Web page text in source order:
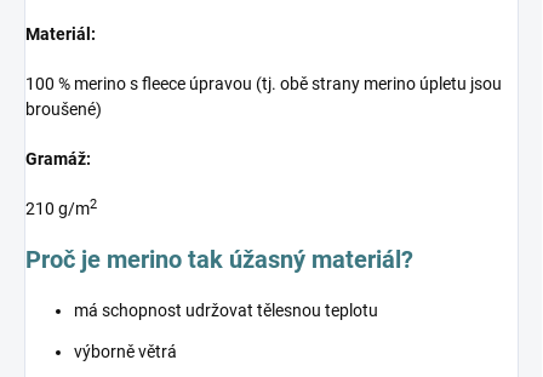
Materiál:
100 % merino s fleece úpravou (tj. obě strany merino úpletu jsou
broušené)
Gramáž:
210 g/m2
Proč je merino tak úžasný materiál?
má schopnost udržovat tělesnou teplotu
výborně větrá